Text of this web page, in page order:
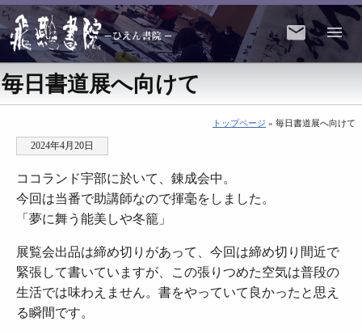
毎日書道展へ向けて
トップページ » 毎日書道展へ向けて
2024年4月20日
ココランド宇部に於いて、錬成会中。
今回は当番で助講師なので揮毫をしました。
「夢に舞う能美しや冬籠」
展覧会出品は締め切りがあって、今回は締め切り間近で
緊張して書いていますが、この張りつめた空気は普段の
生活では味わえません。書をやっていて良かったと思え
る瞬間です。